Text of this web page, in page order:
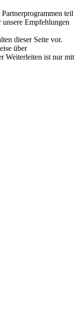
teil
Empfehlungen
dieser Seite vor.
über
Weiterleiten ist nur mit